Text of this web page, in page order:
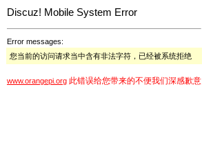
Discuz! Mobile System Error
Error messages:
您当前的访问请求当中含有非法字符，已经被系统拒绝
www.orangepi.org 此错误给您带来的不便我们深感歉意